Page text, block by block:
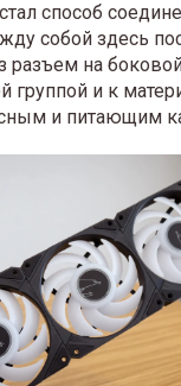
способ
собой здесь
разъем на
группой и к
и питающим